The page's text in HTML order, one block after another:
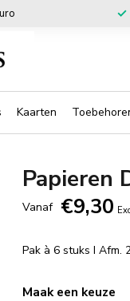
Kaarten
Papieren
Vanaf €9,30
Pak à 6 stuks I Afm.
Maak een keuze